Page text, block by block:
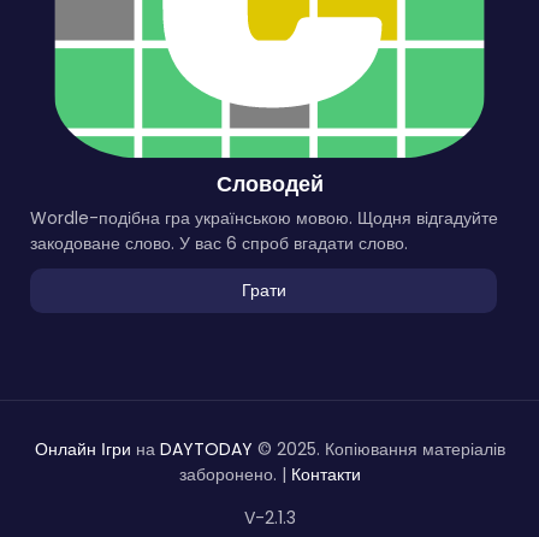
Словодей
Wordle-подібна гра українською мовою. Щодня відгадуйте
закодоване слово. У вас 6 спроб вгадати слово.
Грати
Онлайн Ігри на DAYTODAY © 2025. Копіювання матеріалів
заборонено. | Контакти
V-2.1.3